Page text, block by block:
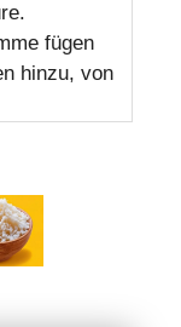
fügen
hinzu, von